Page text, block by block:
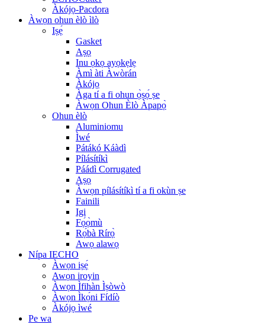
Àkójọ-Pacdora
Àwọn ohun èlò ìlò
Iṣẹ́
Gasket
Aṣọ
Inu ọkọ ayọkẹlẹ
Àmì àti Àwòrán
Àkójọ
Àga tí a fi ohun ọ̀ṣọ́ ṣe
Àwọn Ohun Èlò Àpapọ̀
Ohun èlò
Aluminiomu
Ìwé
Pátákó Káàdì
Pílásítíkì
Páádì Corrugated
Aṣọ
Àwọn pílásítíkì tí a fi okùn ṣe
Fainili
Igi
Fọ́ọ̀mù
Rọ́bà Rírọ̀
Awọ alawọ
Nípa IECHO
Àwọn iṣẹ́
Awọn iroyin
Àwọn Ìfihàn Ìṣòwò
Àwọn Ìkọ́ni Fídíò
Àkójọ ìwé
Pe wa